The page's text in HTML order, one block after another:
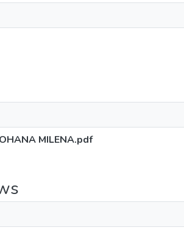
MILENA.pdf